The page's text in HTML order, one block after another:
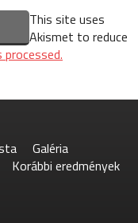
This site uses
Akismet to reduce
Galéria
Korábbi eredmények